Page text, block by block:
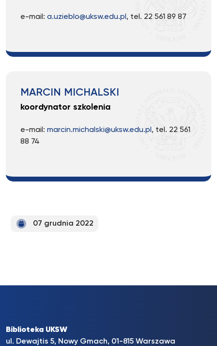
e-mail: a.uzieblo@uksw.edu.pl , tel. 22 561 89 87
MARCIN MICHALSKI
koordynator szkolenia
e-mail: marcin.michalski@uksw.edu.pl , tel. 22 561
88 74
07 grudnia 2022
Biblioteka UKSW
ul. Dewajtis 5, Nowy Gmach, 01-815 Warszawa